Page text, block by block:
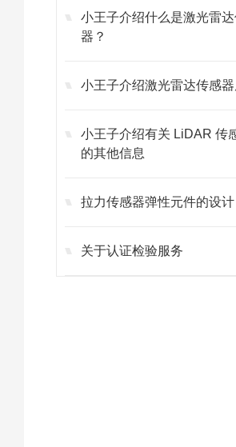
小王子介绍什么是激光雷
器？
小王子介绍激光雷达传感
小王子介绍有关 LiDAR 传
的其他信息
拉力传感器弹性元件的设计
关于认证检验服务